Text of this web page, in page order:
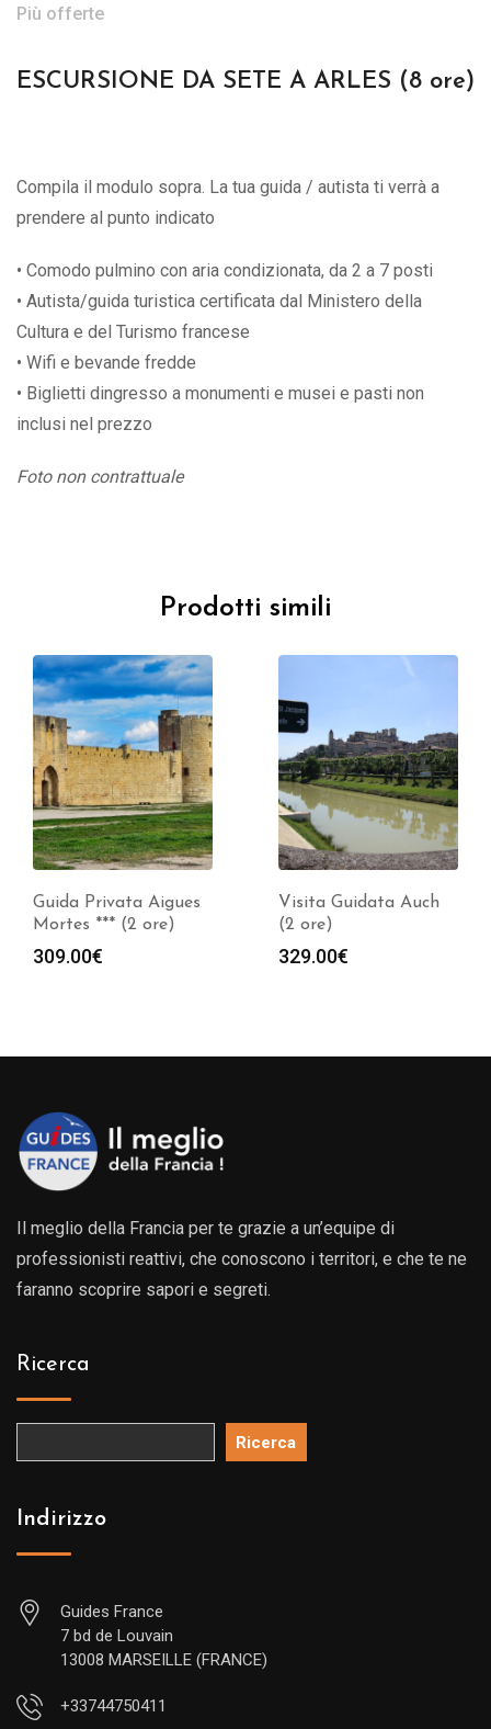
Più offerte
ESCURSIONE DA SETE A ARLES (8 ore)
Compila il modulo sopra. La tua guida / autista ti verrà a
prendere al punto indicato
• Comodo pulmino con aria condizionata, da 2 a 7 posti
• Autista/guida turistica certificata dal Ministero della
Cultura e del Turismo francese
• Wifi e bevande fredde
• Biglietti dingresso a monumenti e musei e pasti non
inclusi nel prezzo
Foto non contrattuale
Prodotti simili
Guida Privata Aigues
Mortes *** (2 ore)
309.00€
Visita Guidata Auch
(2 ore)
329.00€
Il meglio della Francia per te grazie a un’equipe di
professionisti reattivi, che conoscono i territori, e che te ne
faranno scoprire sapori e segreti.
Ricerca
Ricerca
Indirizzo
Guides France
7 bd de Louvain
13008 MARSEILLE (FRANCE)
+33744750411